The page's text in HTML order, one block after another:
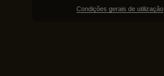
Condições gerais de utilização